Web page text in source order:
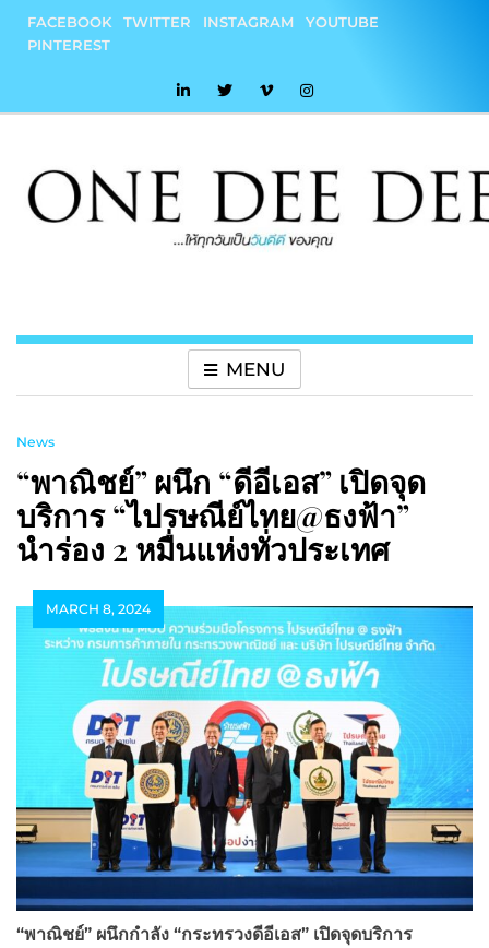
content
FACEBOOK TWITTER INSTAGRAM
YOUTUBE
PINTEREST
MENU
News
“พาณิชย์” ผนึก “ดีอีเอส” เปิดจุด
บริการ “ไปรษณีย์ไทย@ธงฟ้า”
นำร่อง 2 หมื่นแห่งทั่วประเทศ
MARCH 8, 2024
“พาณิชย์” ผนึกกำลัง “กระทรวงดีอีเอส” เปิดจุดบริการ